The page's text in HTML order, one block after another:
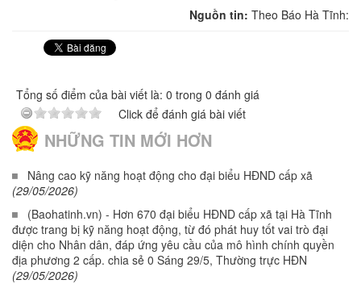
Nguồn tin: Theo Báo Hà Tĩnh:
Tổng số điểm của bài viết là: 0 trong 0 đánh giá
Click để đánh giá bài viết
NHỮNG TIN MỚI HƠN
Nâng cao kỹ năng hoạt động cho đại biểu HĐND cấp xã
(29/05/2026)
(Baohatinh.vn) - Hơn 670 đại biểu HĐND cấp xã tại Hà Tĩnh
được trang bị kỹ năng hoạt động, từ đó phát huy tốt vai trò đại
diện cho Nhân dân, đáp ứng yêu cầu của mô hình chính quyền
địa phương 2 cấp. chia sẻ 0 Sáng 29/5, Thường trực HĐN
(29/05/2026)